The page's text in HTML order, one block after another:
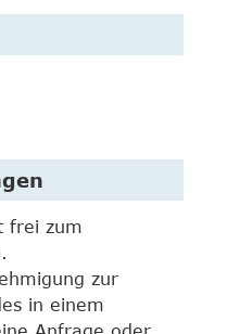
frei zum
zur
in einem